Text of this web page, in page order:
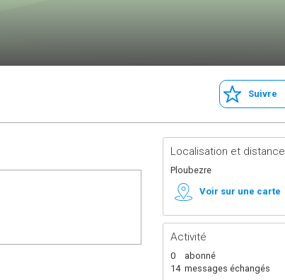
Suivre
Localisation et distance
Ploubezre
Voir sur une carte
Activité
0
abonné
14 messages échangés